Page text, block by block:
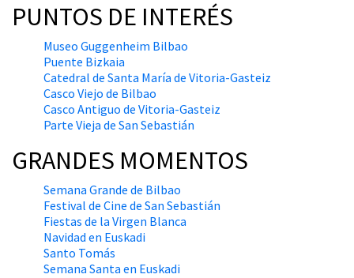
PUNTOS DE INTERÉS
Museo Guggenheim Bilbao
Puente Bizkaia
Catedral de Santa María de Vitoria-Gasteiz
Casco Viejo de Bilbao
Casco Antiguo de Vitoria-Gasteiz
Parte Vieja de San Sebastián
GRANDES MOMENTOS
Semana Grande de Bilbao
Festival de Cine de San Sebastián
Fiestas de la Virgen Blanca
Navidad en Euskadi
Santo Tomás
Semana Santa en Euskadi